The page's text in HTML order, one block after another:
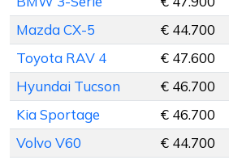
Mazda CX-5
€ 44.700
Toyota RAV 4
€ 47.600
Hyundai Tucson
€ 46.700
Kia Sportage
€ 46.700
Volvo V60
€ 44.700